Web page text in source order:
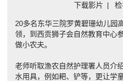
下载影片 |
20多名东华三院罗黄碧珊幼儿园
领，到西贡狮子会自然教育中心
做小农夫。
老师听取渔农自然护理署人员介
水用具，例如耙、铲等，更让学